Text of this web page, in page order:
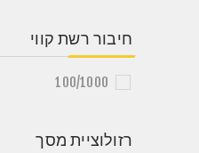
חיבור רשת קווי
100/1000
רזולוציית מסך